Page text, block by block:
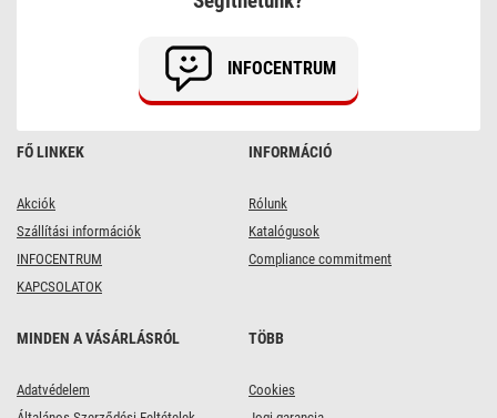
FŐ LINKEK
Akciók
Szállítási információk
INFOCENTRUM
KAPCSOLATOK
INFORMÁCIÓ
Rólunk
Katalógusok
Compliance commitment
MINDEN A VÁSÁRLÁSRÓL
Adatvédelem
TÖBB
Cookies
INFOCENTRUM